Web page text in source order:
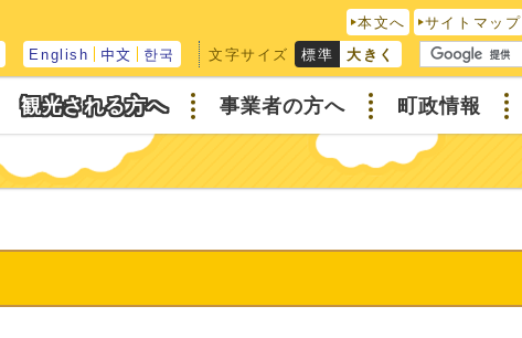
本文へ サイトマップ
English 中文 한국 文字サイズ 標準 大きく
観光される方へ 事業者の方へ 町政情報